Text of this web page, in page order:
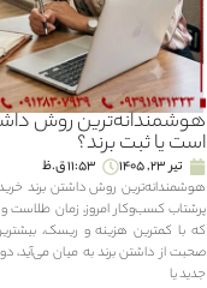
هوشمندانه‌ترین روش
است یا ثبت برند؟
تیر 23, 1405
11:53 ق.ظ
هوشمندانه‌ترین روش داشتن برند
پرشتاب کسب‌وکار امروز، زمان
که با کمترین هزینه و ریسک،
صحبت از داشتن برند به میان می‌آید،
جدید یا